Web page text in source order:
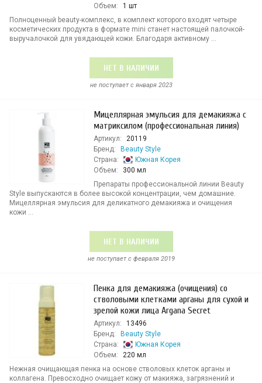
Объем:
1 шт
Полноценный beauty-комплекс, в комплект которого входят четыре
косметических продукта в формате mini станет настоящей палочкой-
выручалочкой для увядающей кожи. Благодаря активному ...
НЕТ В НАЛИЧИИ
не поступает c января 2023
Мицеллярная эмульсия для демакияжа с
матриксилом (профессиональная линия)
Артикул:
20119
Бренд:
Beauty Style
Страна:
Южная Корея
Объем:
300 мл
Препараты профессиональной линии Beauty
Style выпускаются в более высокой концентрации, чем домашние.
Мицеллярная эмульсия для деликатного демакияжа и очищения
кожи ...
НЕТ В НАЛИЧИИ
не поступает c февраля 2019
Пенка для демакияжа (очищения) со
стволовыми клетками арганы для сухой и
зрелой кожи лица Argana Secret
Артикул:
13496
Бренд:
Beauty Style
Страна:
Южная Корея
Объем:
220 мл
Нежная очищающая пенка на основе стволовых клеток арганы и
коллагена. Превосходно очищает кожу от макияжа, загрязнений и